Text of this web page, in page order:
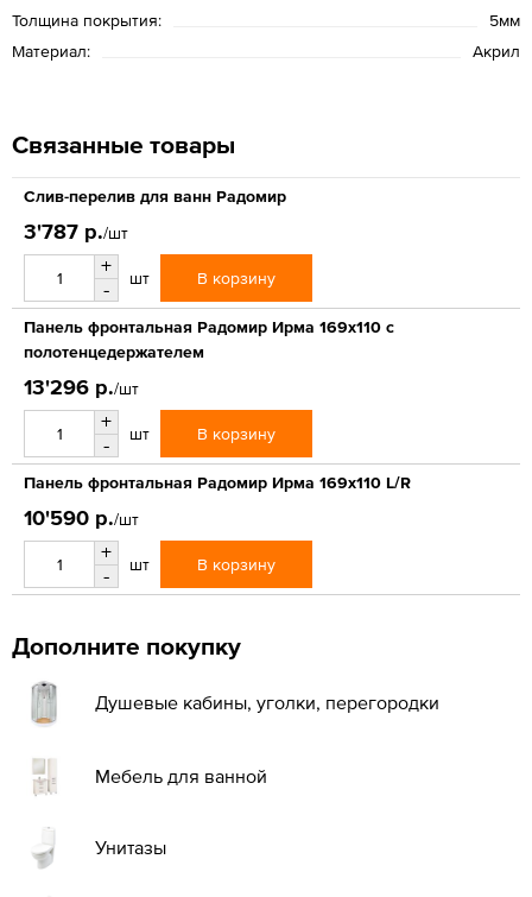
Толщина покрытия:
5мм
Материал:
Акрил
Связанные товары
Слив-перелив для ванн Радомир
3'787 р./шт
+
-
шт В корзину
Панель фронтальная Радомир Ирма 169х110 с
полотенцедержателем
13'296 р./шт
+
-
шт В корзину
Панель фронтальная Радомир Ирма 169х110 L/R
10'590 р./шт
+
-
шт В корзину
Дополните покупку
Душевые кабины, уголки, перегородки
Мебель для ванной
Унитазы